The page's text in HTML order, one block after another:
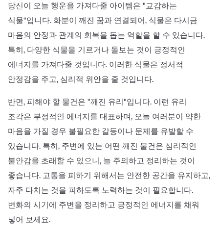
당신이 오늘 행운을 가져다줄 아이템은 "교감하는
식물"입니다. 화분이 깨진 꿈과 연결되어, 식물은 다시금
마음의 안정과 관계의 회복을 돕는 역할을 할 수 있습니다.
특히, 다양한 식물을 기르거나 돌보는 것이 긍정적인
에너지를 가져다줄 것입니다. 이러한 식물은 정서적
안정감을 주고, 심리적 위안을 줄 것입니다.
반면, 피해야 할 물건은 "깨진 유리"입니다. 이런 유리
조각은 부정적인 에너지를 대표하며, 오늘 여러분이 약한
마음을 가질 경우 불필요한 갈등이나 문제를 유발할 수
있습니다. 특히, 주변에 있는 어떤 깨진 물건은 심리적인
불안감을 초래할 수 있으니, 늘 주의하고 정리하는 것이
좋습니다. 고통을 피하기 위해서는 안전한 공간을 유지하고,
자주 다치는 것을 피하도록 노력하는 것이 필요합니다.
변화의 시기에 주변을 정리하고 긍정적인 에너지를 채워
넣어 보세요.